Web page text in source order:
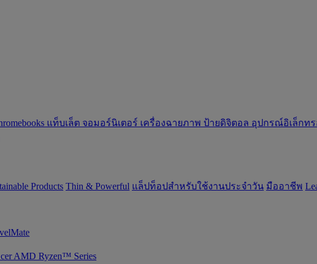
แท็บเล็ต จอมอร์นิเตอร์ เครื่องฉายภาพ ป้ายดิจิตอล อุปกรณ์อิเล็กท
Products ‌Thin & Powerful แล็ปท็อปสำหรับใช้งานประจำวัน มืออาชีพ
AMD Ryzen™ Series